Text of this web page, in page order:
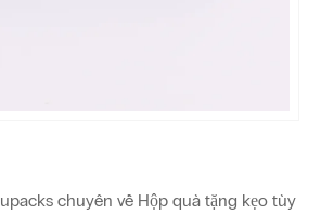
chuyên về Hộp quà tặng kẹo tùy